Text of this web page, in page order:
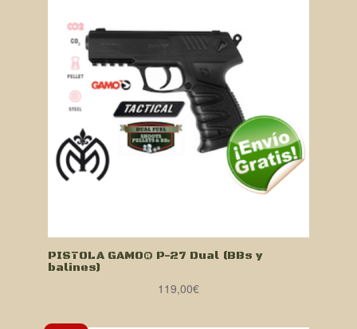
PISTOLA GAMO® P-27 Dual (BBs y
balines)
119,00€